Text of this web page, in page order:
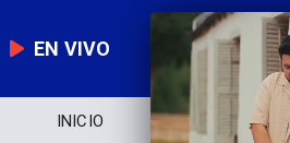
EN VIVO
INICIO NOTICIERO